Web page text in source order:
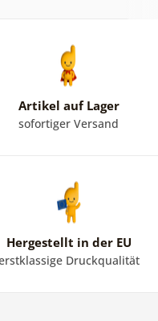
Artikel auf Lager
sofortiger Versand
Hergestellt in der EU
Druckqualität